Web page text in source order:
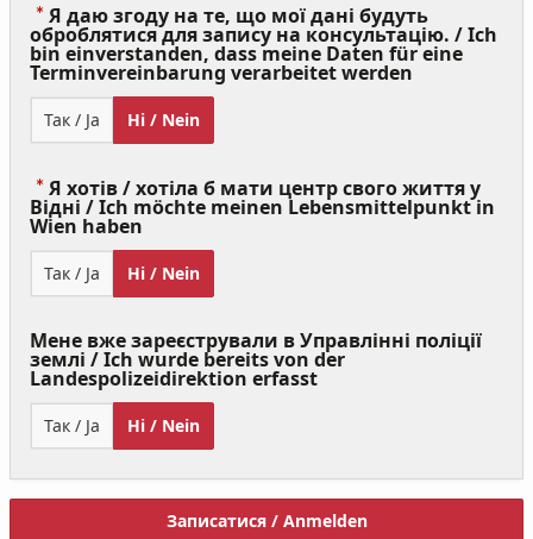
Я даю згоду на те, що мої дані будуть
оброблятися для запису на консультацію. / Ich
bin einverstanden, dass meine Daten für eine
Terminvereinbarung verarbeitet werden
Так / Ja Ні / Nein
Я хотів / хотіла б мати центр свого життя у
Відні / Ich möchte meinen Lebensmittelpunkt in
Wien haben
Required)
Так / Ja Ні / Nein
Мене вже зареєстрували в Управлінні поліції
землі / Ich wurde bereits von der
Landespolizeidirektion erfasst
Так / Ja Ні / Nein
Записатися / Anmelden